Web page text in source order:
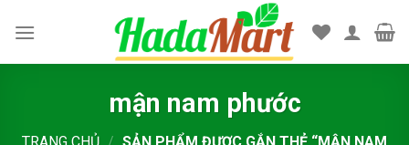
mận nam phước